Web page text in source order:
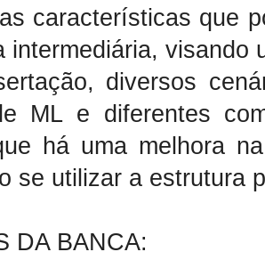
características que
intermediária, visando
diversos
ML e diferentes
há uma melhora
se utilizar a estrutura
DA BANCA: